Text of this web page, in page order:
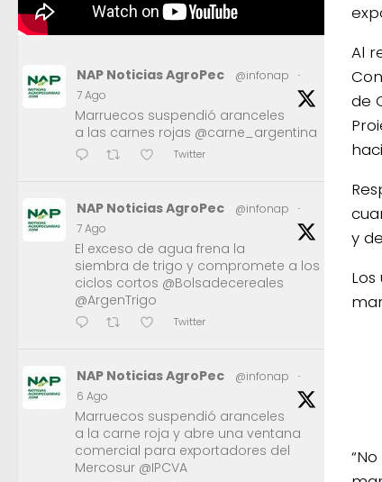
Al
de
y
NAP Noticias AgroPec @infonap
·
7 Ago
Marruecos suspendió aranceles
a las carnes rojas @carne_argentina
Twitter
NAP Noticias AgroPec @infonap
·
7 Ago
El exceso de agua frena la
siembra de trigo y compromete a los
ciclos cortos @Bolsadecereales
@ArgenTrigo
Twitter
NAP Noticias AgroPec @infonap
·
6 Ago
Marruecos suspendió aranceles
a la carne roja y abre una ventana
comercial para exportadores del
Mercosur @IPCVA